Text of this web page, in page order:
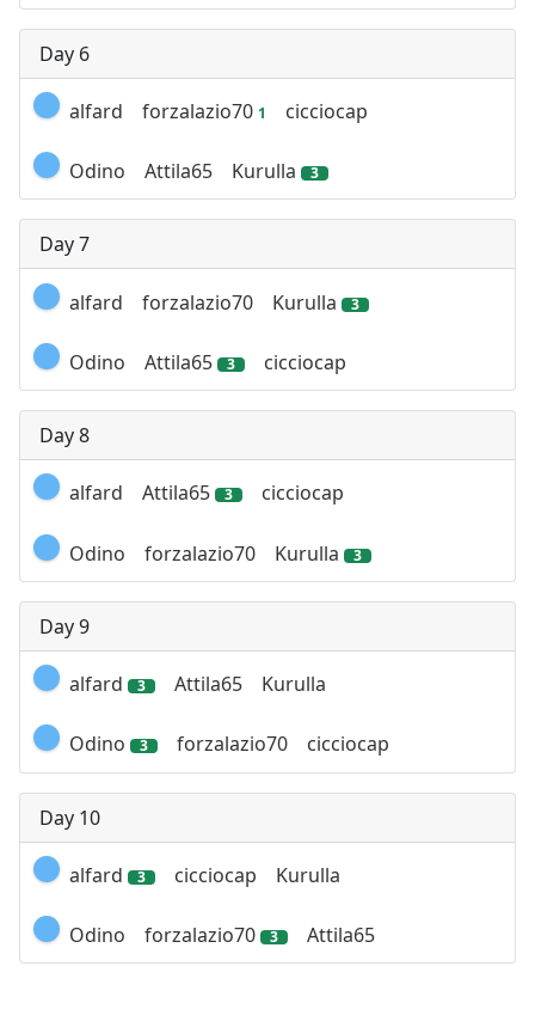
Day 6
alfard forzalazio70 1 cicciocap
Odino Attila65 Kurulla 3
Day 7
alfard forzalazio70 Kurulla 3
Odino Attila65 3 cicciocap
Day 8
alfard Attila65 3 cicciocap
Odino forzalazio70 Kurulla 3
Day 9
alfard 3 Attila65 Kurulla
Odino 3 forzalazio70 cicciocap
Day 10
alfard 3 cicciocap Kurulla
Odino forzalazio70 3 Attila65